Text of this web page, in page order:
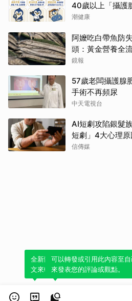
40歲以上「攝護
潮健康
阿嬤吃白帶魚防
頭：黃金營養全
鏡報
57歲老闆攝護腺
手術不再頻尿
中天電視台
AI短劇攻陷銀髮
短劇」4大心理原
信傳媒
全新體驗！一鍵引用此內容，透
文來輕鬆表達個人立場。
可以轉發或引用此內容至自
來發表您的評論或觀點。